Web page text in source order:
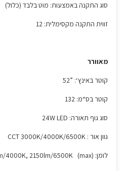
סוג התקנה באמצעות: מוט בלבד (כלול)
זווית התקנה מקסימלית: 12
מאוורר
קוטר באינץ‘: ”52
קוטר בס“מ: 132
סוג גוף תאורה: 24W LED
גוון אור : CCT 3000K/4000K/6500K
לומן: (max) 050lm/3000K, 2450lm/4000K, 2150lm/6500K